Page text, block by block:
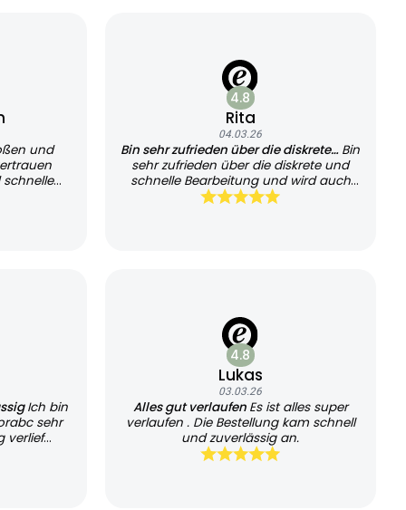
und
schnelle
4.8
Rita
04.03.26
Bin sehr zufrieden über die diskrete… Bin
sehr zufrieden über die diskrete und
schnelle Bearbeitung und wird auch
sehr schnell geliefert, kann es jedem
Ich bin
sehr
verlief
4.8
Lukas
03.03.26
Alles gut verlaufen Es ist alles super
verlaufen . Die Bestellung kam schnell
und zuverlässig an.